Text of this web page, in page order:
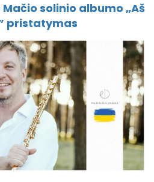
solinio albumo „Aš
pristatymas